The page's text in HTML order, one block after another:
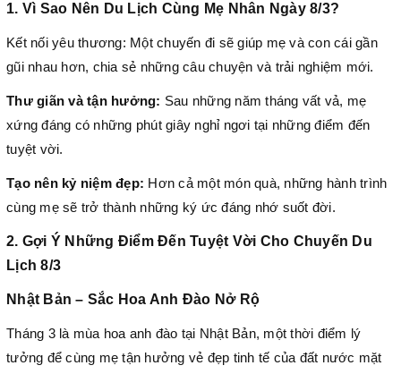
1. Vì Sao Nên Du Lịch Cùng Mẹ Nhân Ngày 8/3?
Kết nối yêu thương: Một chuyến đi sẽ giúp mẹ và con cái gần
gũi nhau hơn, chia sẻ những câu chuyện và trải nghiệm mới.
Thư giãn và tận hưởng: Sau những năm tháng vất vả, mẹ
xứng đáng có những phút giây nghỉ ngơi tại những điểm đến
tuyệt vời.
Tạo nên kỷ niệm đẹp: Hơn cả một món quà, những hành trình
cùng mẹ sẽ trở thành những ký ức đáng nhớ suốt đời.
2. Gợi Ý Những Điểm Đến Tuyệt Vời Cho Chuyến Du
Lịch 8/3
Nhật Bản – Sắc Hoa Anh Đào Nở Rộ
Tháng 3 là mùa hoa anh đào tại Nhật Bản, một thời điểm lý
tưởng để cùng mẹ tận hưởng vẻ đẹp tinh tế của đất nước mặt